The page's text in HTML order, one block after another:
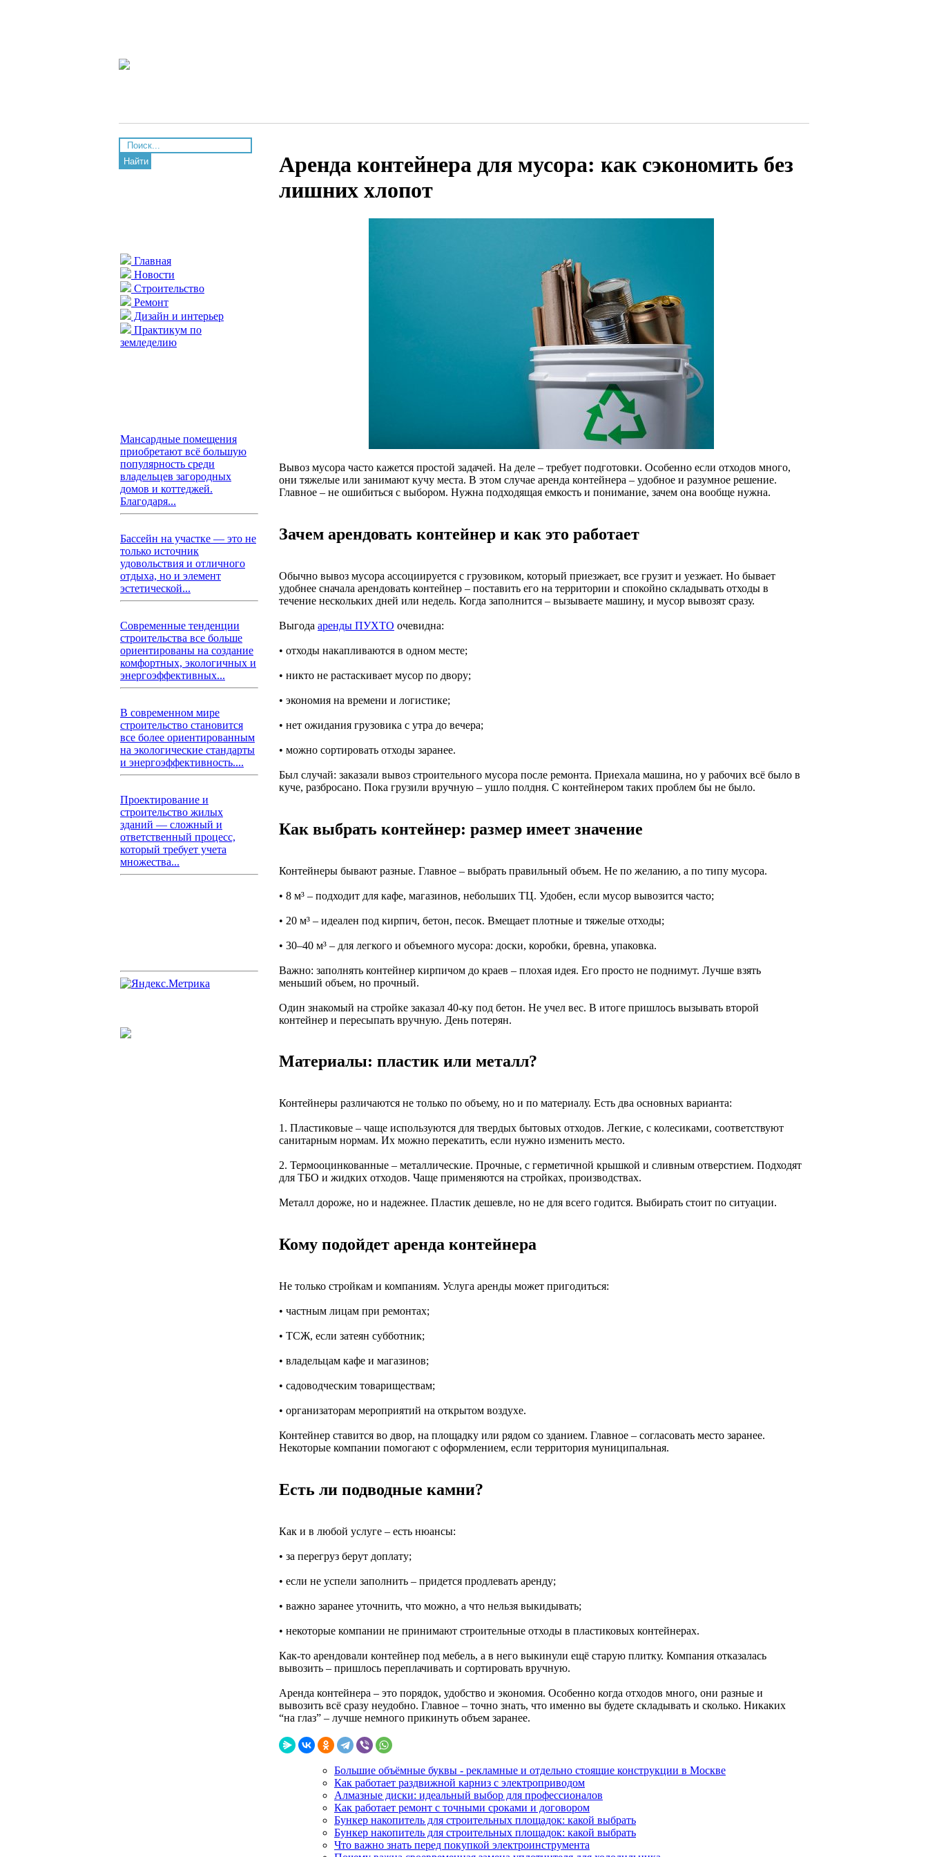
Найти
Главная
Новости
Строительство
Ремонт
Дизайн и интерьер
Практикум по
земледелию
Мансардные помещения
приобретают всё большую
популярность среди
владельцев загородных
домов и коттеджей.
Благодаря...
Бассейн на участке — это не
только источник
удовольствия и отличного
отдыха, но и элемент
эстетической...
Современные тенденции
строительства все больше
ориентированы на создание
комфортных, экологичных и
энергоэффективных...
В современном мире
строительство становится
все более ориентированным
на экологические стандарты
и энергоэффективность....
Проектирование и
строительство жилых
зданий — сложный и
ответственный процесс,
который требует учета
множества...
Аренда контейнера для мусора: как сэкономить без
лишних хлопот
Вывоз мусора часто кажется простой задачей. На деле – требует подготовки. Особенно если отходов много,
они тяжелые или занимают кучу места. В этом случае аренда контейнера – удобное и разумное решение.
Главное – не ошибиться с выбором. Нужна подходящая емкость и понимание, зачем она вообще нужна.
Зачем арендовать контейнер и как это работает
Обычно вывоз мусора ассоциируется с грузовиком, который приезжает, все грузит и уезжает. Но бывает
удобнее сначала арендовать контейнер – поставить его на территории и спокойно складывать отходы в
течение нескольких дней или недель. Когда заполнится – вызываете машину, и мусор вывозят сразу.
Выгода аренды ПУХТО очевидна:
• отходы накапливаются в одном месте;
• никто не растаскивает мусор по двору;
• экономия на времени и логистике;
• нет ожидания грузовика с утра до вечера;
• можно сортировать отходы заранее.
Был случай: заказали вывоз строительного мусора после ремонта. Приехала машина, но у рабочих всё было в
куче, разбросано. Пока грузили вручную – ушло полдня. С контейнером таких проблем бы не было.
Как выбрать контейнер: размер имеет значение
Контейнеры бывают разные. Главное – выбрать правильный объем. Не по желанию, а по типу мусора.
• 8 м³ – подходит для кафе, магазинов, небольших ТЦ. Удобен, если мусор вывозится часто;
• 20 м³ – идеален под кирпич, бетон, песок. Вмещает плотные и тяжелые отходы;
• 30–40 м³ – для легкого и объемного мусора: доски, коробки, бревна, упаковка.
Важно: заполнять контейнер кирпичом до краев – плохая идея. Его просто не поднимут. Лучше взять
меньший объем, но прочный.
Один знакомый на стройке заказал 40-ку под бетон. Не учел вес. В итоге пришлось вызывать второй
контейнер и пересыпать вручную. День потерян.
Материалы: пластик или металл?
Контейнеры различаются не только по объему, но и по материалу. Есть два основных варианта:
1. Пластиковые – чаще используются для твердых бытовых отходов. Легкие, с колесиками, соответствуют
санитарным нормам. Их можно перекатить, если нужно изменить место.
2. Термооцинкованные – металлические. Прочные, с герметичной крышкой и сливным отверстием. Подходят
для ТБО и жидких отходов. Чаще применяются на стройках, производствах.
Металл дороже, но и надежнее. Пластик дешевле, но не для всего годится. Выбирать стоит по ситуации.
Кому подойдет аренда контейнера
Не только стройкам и компаниям. Услуга аренды может пригодиться:
• частным лицам при ремонтах;
• ТСЖ, если затеян субботник;
• владельцам кафе и магазинов;
• садоводческим товариществам;
• организаторам мероприятий на открытом воздухе.
Контейнер ставится во двор, на площадку или рядом со зданием. Главное – согласовать место заранее.
Некоторые компании помогают с оформлением, если территория муниципальная.
Есть ли подводные камни?
Как и в любой услуге – есть нюансы:
• за перегруз берут доплату;
• если не успели заполнить – придется продлевать аренду;
• важно заранее уточнить, что можно, а что нельзя выкидывать;
• некоторые компании не принимают строительные отходы в пластиковых контейнерах.
Как-то арендовали контейнер под мебель, а в него выкинули ещё старую плитку. Компания отказалась
вывозить – пришлось переплачивать и сортировать вручную.
Аренда контейнера – это порядок, удобство и экономия. Особенно когда отходов много, они разные и
вывозить всё сразу неудобно. Главное – точно знать, что именно вы будете складывать и сколько. Никаких
“на глаз” – лучше немного прикинуть объем заранее.
Большие объёмные буквы - рекламные и отдельно стоящие конструкции в Москве
Как работает раздвижной карниз с электроприводом
Алмазные диски: идеальный выбор для профессионалов
Как работает ремонт с точными сроками и договором
Бункер накопитель для строительных площадок: какой выбрать
Бункер накопитель для строительных площадок: какой выбрать
Что важно знать перед покупкой электроинструмента